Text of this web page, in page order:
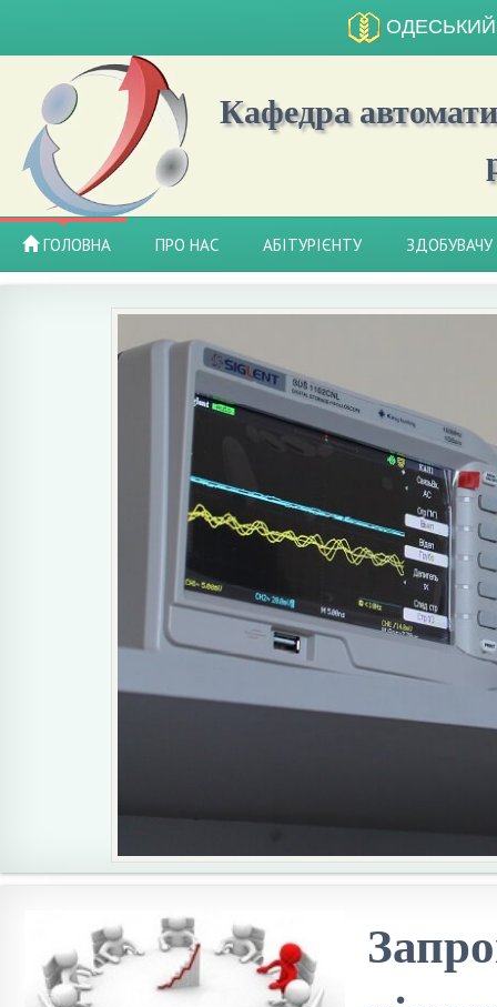
Кафедра
ГОЛОВНА ПРО НАС АБІТУРІЄНТУ ЗДОБУВАЧУ